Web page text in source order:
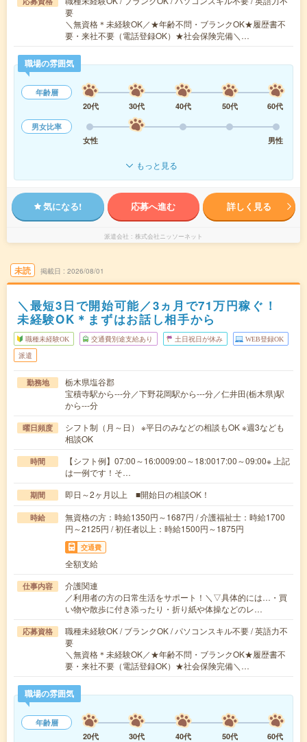
要
＼無資格＊未経験OK／★年齢不問・ブランクOK★履歴書不
要・来社不要（電話登録OK）★社会保険完備＼…
職場の雰囲気
年齢層
20代
30代 40代 50代
60代
男女比率
女性
男性
もっと見る
気になる! 応募へ進む 詳しく見る
派遣会社 株式会社ニッソーネット
未読 掲載日 2026/08/01
＼最短3日で開始可能／3ヵ月で71万円稼ぐ！
未経験OK＊まずはお話し相手から
職種未経験OK 交通費別途支給あり 土日祝日が休み WEB登録OK
派遣
勤務地
栃木県塩谷郡
宝積寺駅から---分／下野花岡駅から---分／仁井田(栃木県)駅
から---分
曜日頻度
シフト制（月～日） ※平日のみなどの相談もOK ※週3なども
相談OK
時間
【シフト例】07:00～16:0009:00～18:0017:00～09:00※ 上記
は一例です！そ…
期間 即日～2ヶ月以上 ■開始日の相談OK！
時給
無資格の方：時給1350円～1687円 / 介護福祉士：時給1700
円～2125円 / 初任者以上：時給1500円～1875円
交通費
全額支給
仕事内容
介護関連
／利用者の方の日常生活をサポート！＼▽具体的には…・買
い物や散歩に付き添ったり・折り紙や体操などのレ…
応募資格
職種未経験OK / ブランクOK / パソコンスキル不要 / 英語力不
要
＼無資格＊未経験OK／★年齢不問・ブランクOK★履歴書不
要・来社不要（電話登録OK）★社会保険完備＼…
職場の雰囲気
年齢層
20代
30代 40代 50代
60代